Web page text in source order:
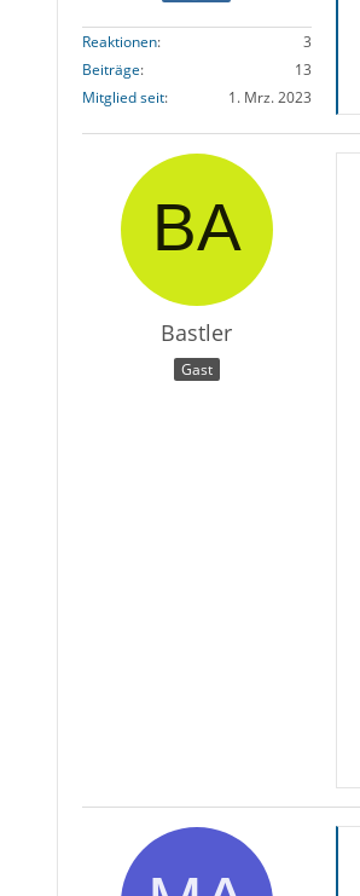
Reaktionen
3
Beiträge
13
Mitglied seit
1. Mrz. 2023
Bastler
Gast